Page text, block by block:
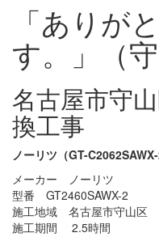
「ありが
す。」（
名古屋市守
換工事
ノーリツ（GT-
メーカー ノーリツ
型番 GT2460SAWX-2
施工地域 名古屋市守山区
施工期間 2.5時間